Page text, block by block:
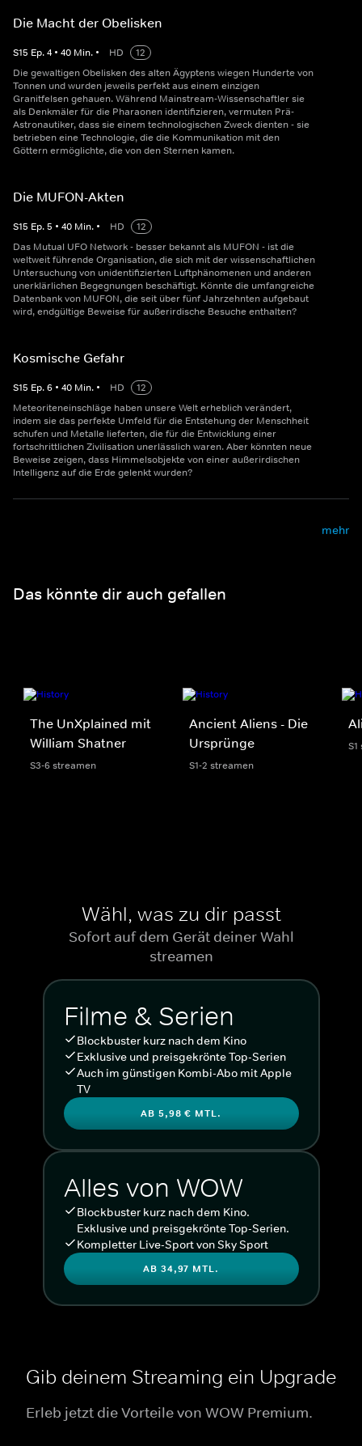
Die Macht der Obelisken
S15 Ep.4 • 40 Min. • HD
12
Die gewaltigen Obelisken des alten Ägyptens wiegen Hunderte von
Tonnen und wurden jeweils perfekt aus einem einzigen
Granitfelsen gehauen. Während Mainstream-Wissenschaftler sie
als Denkmäler für die Pharaonen identifizieren, vermuten Prä-
Astronautiker, dass sie einem technologischen Zweck dienten - sie
betrieben eine Technologie, die die Kommunikation mit den
Göttern ermöglichte, die von den Sternen kamen.
Die MUFON-Akten
S15 Ep.5 • 40 Min. • HD
12
Das Mutual UFO Network - besser bekannt als MUFON - ist die
weltweit führende Organisation, die sich mit der wissenschaftlichen
Untersuchung von unidentifizierten Luftphänomenen und anderen
unerklärlichen Begegnungen beschäftigt. Könnte die umfangreiche
Datenbank von MUFON, die seit über fünf Jahrzehnten aufgebaut
wird, endgültige Beweise für außerirdische Besuche enthalten?
Kosmische Gefahr
S15 Ep.6 • 40 Min. • HD
12
Meteoriteneinschläge haben unsere Welt erheblich verändert,
indem sie das perfekte Umfeld für die Entstehung der Menschheit
schufen und Metalle lieferten, die für die Entwicklung einer
fortschrittlichen Zivilisation unerlässlich waren. Aber könnten neue
Beweise zeigen, dass Himmelsobjekte von einer außerirdischen
Intelligenz auf die Erde gelenkt wurden?
mehr
Das könnte dir auch gefallen
The UnXplained mit
William Shatner
S3-6 streamen
Ancient Aliens - Die
Ursprünge
S1-2 streamen
Wähl, was zu dir passt
Sofort auf dem Gerät deiner Wahl
streamen
Filme & Serien
Blockbuster kurz nach dem Kino
Exklusive und preisgekrönte Top-Serien
Auch im günstigen Kombi-Abo mit Apple
TV
AB 5,98 € MTL.
Alles von WOW
Blockbuster kurz nach dem Kino.
Exklusive und preisgekrönte Top-Serien.
Kompletter Live-Sport von Sky Sport
AB 34,97 MTL.
Gib deinem Streaming ein Upgrade
Erleb jetzt die Vorteile von WOW Premium.